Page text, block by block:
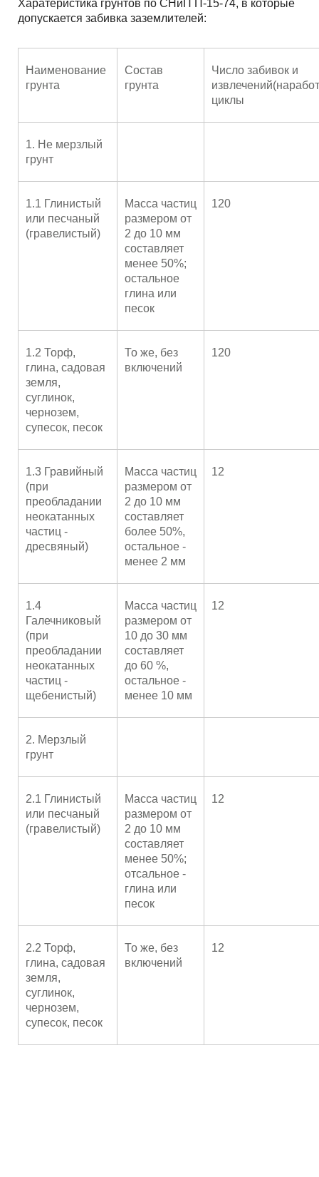
Харатеристика грунтов по СНиП П-15-74, в которые
допускается забивка заземлителей:
Наименование
грунта
Состав
грунта
Число забивок и
циклы
1. Не мерзлый
грунт
1.1 Глинистый
или песчаный
(гравелистый)
Масса частиц
размером от
2 до 10 мм
составляет
менее 50%;
остальное
глина или
песок
120
1.2 Торф,
глина, садовая
земля,
суглинок,
чернозем,
супесок, песок
То же, без
включений
120
1.3 Гравийный
(при
преобладании
неокатанных
частиц -
дресвяный)
Масса частиц
размером от
2 до 10 мм
составляет
более 50%,
остальное -
менее 2 мм
12
1.4
Галечниковый
(при
преобладании
неокатанных
частиц -
щебенистый)
Масса частиц
размером от
10 до 30 мм
составляет
до 60 %,
остальное -
менее 10 мм
12
2. Мерзлый
грунт
2.1 Глинистый
или песчаный
(гравелистый)
Масса частиц
размером от
2 до 10 мм
составляет
менее 50%;
отсальное -
глина или
песок
12
2.2 Торф,
глина, садовая
земля,
суглинок,
чернозем,
супесок, песок
То же, без
включений
12